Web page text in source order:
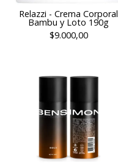
Relazzi - Crema Corporal
Bambu y Loto 190g
$9.000,00